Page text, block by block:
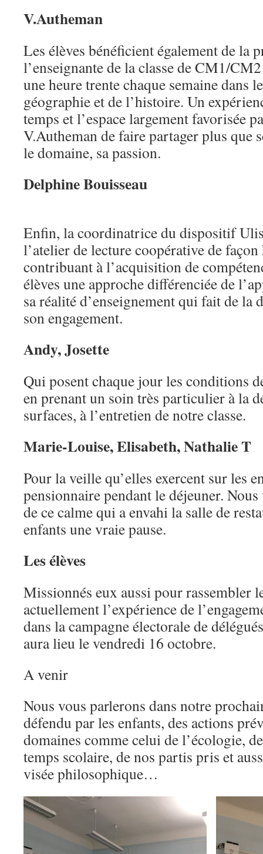
V.Autheman
Les élèves bénéficient également de la
l’enseignante de la classe de CM1/
une heure trente chaque semaine dans
géographie et de l’histoire. Un
temps et l’espace largement favorisée
V.Autheman de faire partager plus que
le domaine, sa passion.
Delphine Bouisseau
Enfin, la coordinatrice du dispositif
l’atelier de lecture coopérative de
contribuant à l’acquisition de
élèves une approche différenciée de
sa réalité d’enseignement qui fait de la
son engagement.
Andy, Josette
Qui posent chaque jour les conditions
en prenant un soin très particulier à la
surfaces, à l’entretien de notre classe.
Marie-Louise, Elisabeth, Nathalie T
Pour la veille qu’elles exercent sur les
pensionnaire pendant le déjeuner.
de ce calme qui a envahi la salle de
enfants une vraie pause.
Les élèves
Missionnés eux aussi pour rassembler
actuellement l’expérience de
dans la campagne électorale de
aura lieu le vendredi 16 octobre.
A venir
Nous vous parlerons dans notre
défendu par les enfants, des actions
domaines comme celui de l’écologie,
temps scolaire, de nos partis pris et
visée philosophique…